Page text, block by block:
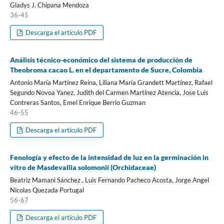
Gladys J. Chipana Mendoza
36-45
Descarga el artículo PDF
Análisis técnico-económico del sistema de producción de
Theobroma cacao L. en el departamento de Sucre, Colombia
Antonio María Martínez Reina, Liliana María Grandett Martínez, Rafael
Segundo Novoa Yanez, Judith del Carmen Martínez Atencia, Jose Luis
Contreras Santos, Emel Enrique Berrio Guzman
46-55
Descarga el artículo PDF
Fenología y efecto de la intensidad de luz en la germinación in
vitro de Masdevallia solomonii (Orchidaceae)
Beatriz Mamani Sánchez , Luis Fernando Pacheco Acosta, Jorge Angel
Nicolas Quezada Portugal
56-67
Descarga el artículo PDF